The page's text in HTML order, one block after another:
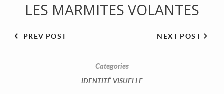
LES MARMITES VOLANTES
NEXT POST
PREV POST
Categories
IDENTITÉ VISUELLE